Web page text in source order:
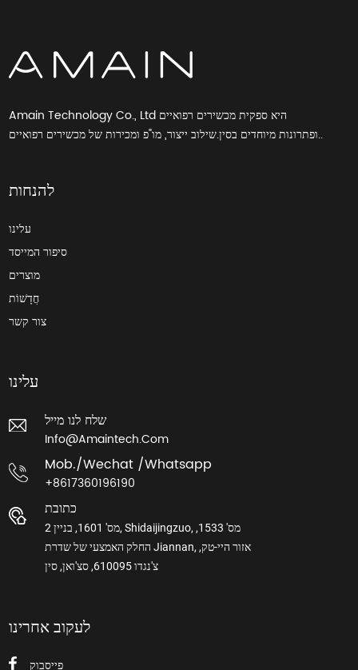
Amain Technology Co., Ltd היא ספקית מכשירים רפואיים
ופתרונות מיוחדים בסין.שילוב ייצור, מו"פ ומכירות של מכשירים רפואיים..
להנחות
עלינו
סיפור המייסד
מוצרים
חֲדָשׁוֹת
צור קשר
עלינו
שלח לנו מייל
Info@amaintech.com
Mob./wechat /whatsapp
+8617360196190
כתובת
מס' 1601, בניין 2, Shidaijingzuo, מס' 1533,
החלק האמצעי של שדרת Jiannan, אזור היי-טק,
צ'נגדו 610095, סצ'ואן, סין
לעקוב אחרינו
פייסבוק